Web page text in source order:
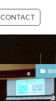
CONTACT
睡